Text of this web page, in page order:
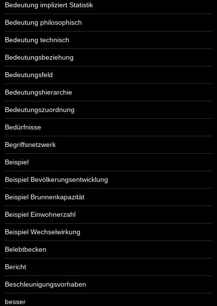
Bedeutung impliziert Statistik
Bedeutung philosophisch
Bedeutung technisch
Bedeutungsbeziehung
Bedeutungsfeld
Bedeutungshierarchie
Bedeutungszuordnung
Bedürfnisse
Begriffsnetzwerk
Beispiel
Beispiel Bevölkerungsentwicklung
Beispiel Brunnenkapazität
Beispiel Einwohnerzahl
Beispiel Wechselwirkung
Belebtbecken
Bericht
Beschleunigungsvorhaben
besser